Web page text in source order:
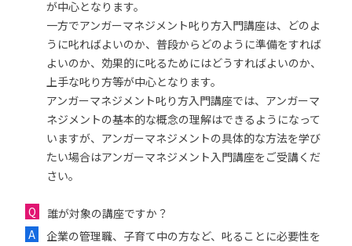
が中心となります。
一方でアンガーマネジメント叱り方入門講座は、どのよ
うに叱ればよいのか、普段からどのように準備をすれば
よいのか、効果的に叱るためにはどうすればよいのか、
上手な叱り方等が中心となります。
アンガーマネジメント叱り方入門講座では、アンガーマ
ネジメントの基本的な概念の理解はできるようになって
いますが、アンガーマネジメントの具体的な方法を学び
たい場合はアンガーマネジメント入門講座をご受講くだ
さい。
誰が対象の講座ですか？
企業の管理職、子育て中の方など、叱ることに必要性を